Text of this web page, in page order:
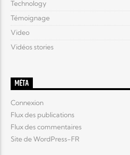
Technology
Témoignage
Video
Vidéos stories
MÉTA
Connexion
Flux des publications
Flux des commentaires
Site de WordPress-FR